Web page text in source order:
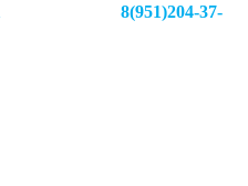
8(951)204-37-